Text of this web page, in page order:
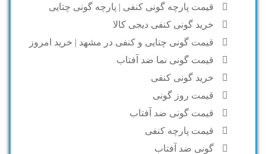
قیمت پارچه گونی کنفی | پارچه گونی چتایی
خرید گونی کنفی دیجی کالا
قیمت گونی چتایی و کنفی در مشهد | خرید امروز
قیمت گونی نما ضد آفتاب
خرید گونی کنفی
قیمت روز گونی
قیمت گونی ضد آفتاب
قیمت پارچه کنفی
گونی ضد آفتاب